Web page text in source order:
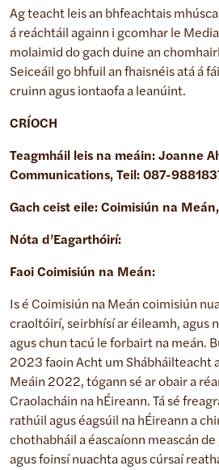
Ag teacht leis an bhfeachtais
á reáchtáil againn i gcomhar le
molaimid do gach duine an
Seiceáil go bhfuil an fhaisnéis atá á
cruinn agus iontaofa a leanúint.
CRÍOCH
Teagmháil leis na meáin: Joanne
Communications, Teil: 087-
Gach ceist eile: Coimisiún na
Nóta d’Eagarthóirí:
Faoi Coimisiún na Meán:
Is é Coimisiún na Meán coimisiún
craoltóirí, seirbhísí ar éileamh, agus
agus chun tacú le forbairt na meán.
2023 faoin Acht um Shábháilteacht
Meáin 2022, tógann sé ar obair a
Craolacháin na hÉireann. Tá sé
rathúil agus éagsúil na hÉireann a
chothabháil a éascaíonn meascán
agus foinsí nuachta agus cúrsaí